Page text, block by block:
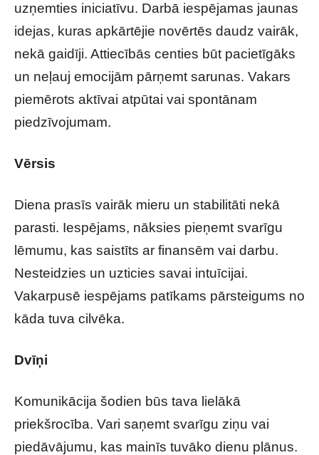
uzņemties iniciatīvu. Darbā iespējamas jaunas
idejas, kuras apkārtējie novērtēs daudz vairāk,
nekā gaidīji. Attiecībās centies būt pacietīgāks
un neļauj emocijām pārņemt sarunas. Vakars
piemērots aktīvai atpūtai vai spontānam
piedzīvojumam.
Vērsis
Diena prasīs vairāk mieru un stabilitāti nekā
parasti. Iespējams, nāksies pieņemt svarīgu
lēmumu, kas saistīts ar finansēm vai darbu.
Nesteidzies un uzticies savai intuīcijai.
Vakarpusē iespējams patīkams pārsteigums no
kāda tuva cilvēka.
Dvīņi
Komunikācija šodien būs tava lielākā
priekšrocība. Vari saņemt svarīgu ziņu vai
piedāvājumu, kas mainīs tuvāko dienu plānus.